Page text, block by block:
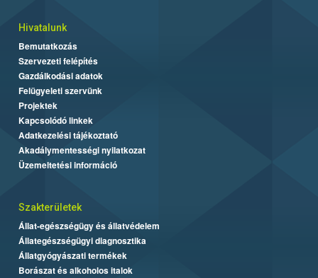
Hivatalunk
Bemutatkozás
Szervezeti felépítés
Gazdálkodási adatok
Felügyeleti szervünk
Projektek
Kapcsolódó linkek
Adatkezelési tájékoztató
Akadálymentességi nyilatkozat
Üzemeltetési információ
Szakterületek
Állat-egészségügy és állatvédelem
Állategészségügyi diagnosztika
Állatgyógyászati termékek
Borászat és alkoholos italok